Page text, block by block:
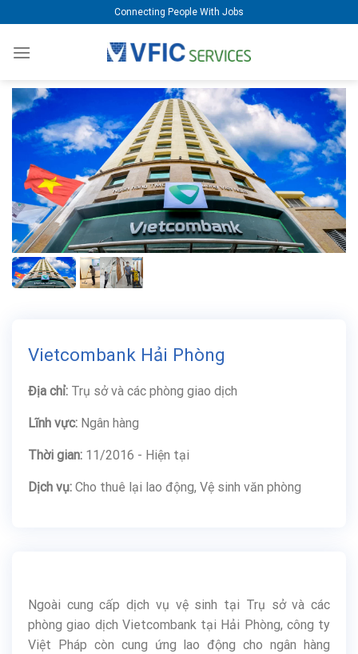
to
content
Connecting People With Jobs
Vietcombank Hải Phòng
Địa chỉ: Trụ sở và các phòng giao dịch
Lĩnh vực: Ngân hàng
Thời gian: 11/2016 - Hiện tại
Dịch vụ: Cho thuê lại lao động, Vệ sinh văn phòng
Ngoài cung cấp dịch vụ vệ sinh tại Trụ sở và các
phòng giao dịch Vietcombank tại Hải Phòng, công ty
Việt Pháp còn cung ứng lao động cho ngân hàng